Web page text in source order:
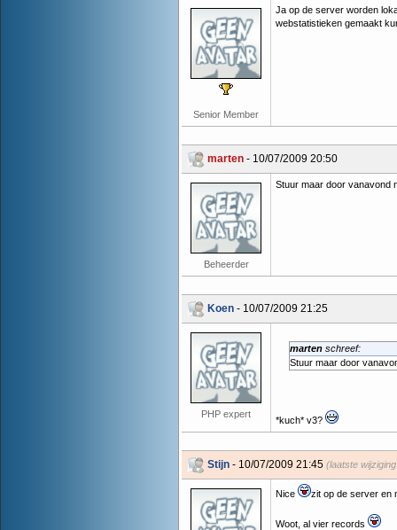
Senior Member
Ja op de server worden
webstatistieken gemaakt
marten - 10/07/2009 20:50
Beheerder
Stuur maar door vanavond
Koen - 10/07/2009 21:25
PHP expert
marten schreef:
Stuur maar door
*kuch* v3?
Stijn - 10/07/2009 21:45 (laatste
Nice zit op de server en
Woot, al vier records